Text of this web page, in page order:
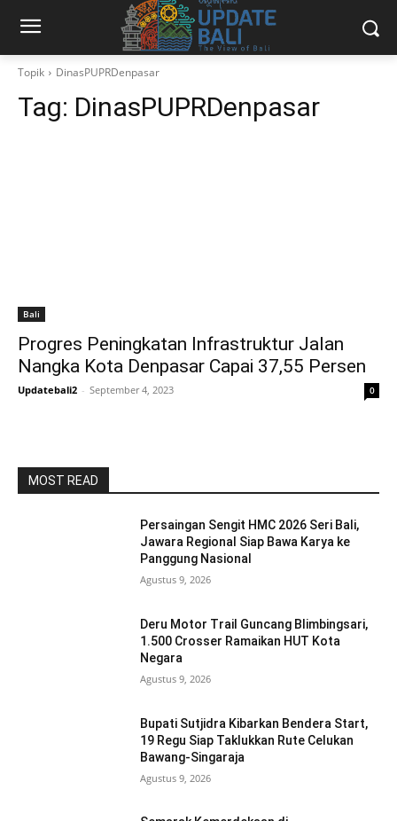
Topik DinasPUPRDenpasar
Tag: DinasPUPRDenpasar
Bali
Progres Peningkatan Infrastruktur Jalan
Nangka Kota Denpasar Capai 37,55 Persen
Updatebali2 - September 4, 2023 0
MOST READ
Persaingan Sengit HMC 2026 Seri Bali,
Jawara Regional Siap Bawa Karya ke
Panggung Nasional
Agustus 9, 2026
Deru Motor Trail Guncang Blimbingsari,
1.500 Crosser Ramaikan HUT Kota
Negara
Agustus 9, 2026
Bupati Sutjidra Kibarkan Bendera Start,
19 Regu Siap Taklukkan Rute Celukan
Bawang-Singaraja
Agustus 9, 2026